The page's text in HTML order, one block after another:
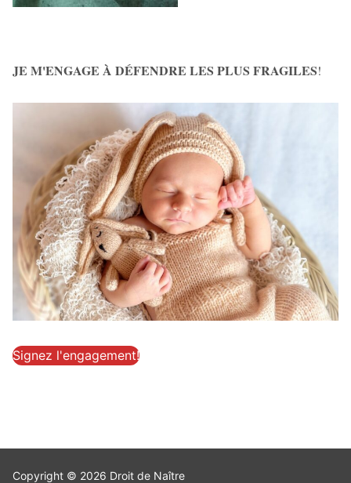
JE M'ENGAGE À DÉFENDRE LES PLUS FRAGILES!
Signez l'engagement!
Copyright © 2026 Droit de Naître